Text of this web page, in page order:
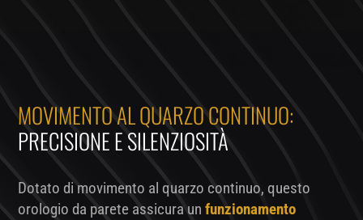
MOVIMENTO AL QUARZO CONTINUO:
PRECISIONE E SILENZIOSITÀ
Dotato di movimento al quarzo continuo, questo
orologio da parete assicura unfunzionamento